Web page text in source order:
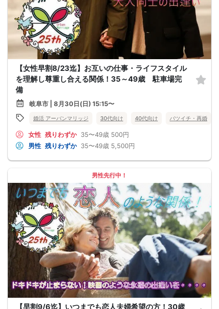
【女性早割8/23迄】お互いの仕事・ライフスタイル
を理解し尊重し合える関係！35～49歳 駐車場完
備
岐阜市 | 8月30日(日) 15:15〜
婚活 アーバンマリッジ 30代向け 40代向け バツイチ・再婚
女性 残りわずか 35〜49歳 500円
男性 残りわずか 35〜49歳 5,500円
男性先行中！
【早割9/6迄】いつまでも恋人夫婦希望の方！30歳